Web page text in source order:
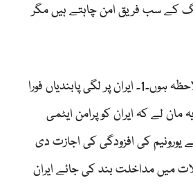
کے سب فریق امن چاہتے ہیں مگر
ایران کے پانچ نکات ملاحظہ ہوں۔1۔ ایران پر لگی پابندیاں فورا
یہ مان لے کہ ایران کو پرامن ایٹمی
کی افزودگی کی اجازت دی
میں مداخلت بند کی جائے ایران